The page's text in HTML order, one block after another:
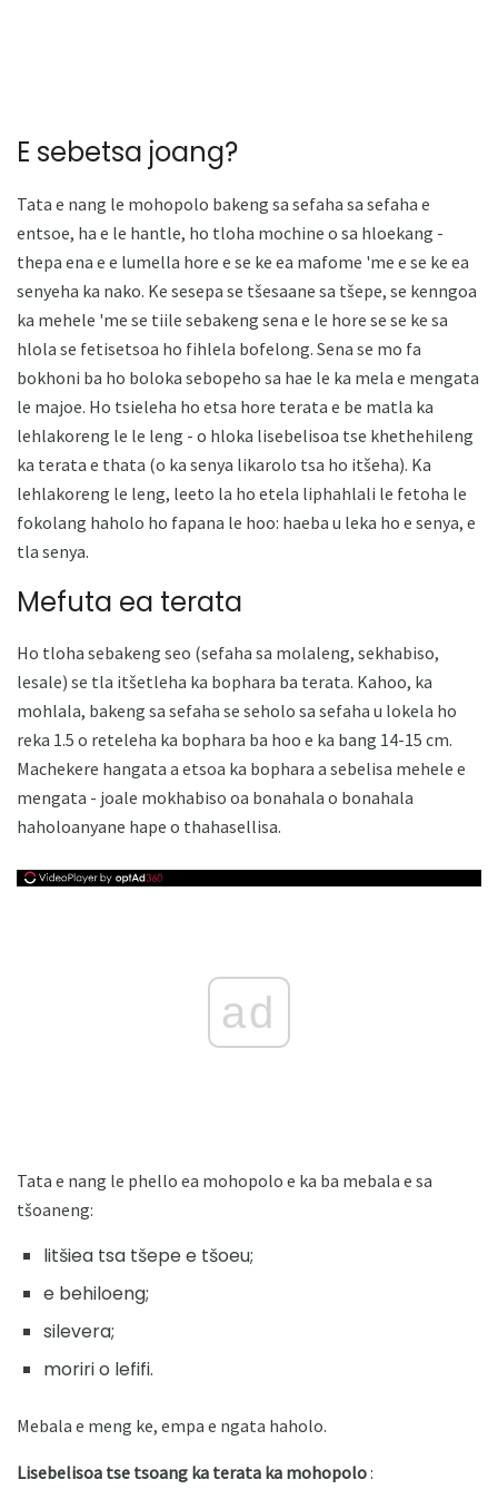
E sebetsa joang?
Tata e nang le mohopolo bakeng sa sefaha sa sefaha e
entsoe, ha e le hantle, ho tloha mochine o sa hloekang -
thepa ena e e lumella hore e se ke ea mafome 'me e se ke ea
senyeha ka nako. Ke sesepa se tšesaane sa tšepe, se kenngoa
ka mehele 'me se tiile sebakeng sena e le hore se se ke sa
hlola se fetisetsoa ho fihlela bofelong. Sena se mo fa
bokhoni ba ho boloka sebopeho sa hae le ka mela e mengata
le majoe. Ho tsieleha ho etsa hore terata e be matla ka
lehlakoreng le le leng - o hloka lisebelisoa tse khethehileng
ka terata e thata (o ka senya likarolo tsa ho itšeha). Ka
lehlakoreng le leng, leeto la ho etela liphahlali le fetoha le
fokolang haholo ho fapana le hoo: haeba u leka ho e senya, e
tla senya.
Mefuta ea terata
Ho tloha sebakeng seo (sefaha sa molaleng, sekhabiso,
lesale) se tla itšetleha ka bophara ba terata. Kahoo, ka
mohlala, bakeng sa sefaha se seholo sa sefaha u lokela ho
reka 1.5 o reteleha ka bophara ba hoo e ka bang 14-15 cm.
Machekere hangata a etsoa ka bophara a sebelisa mehele e
mengata - joale mokhabiso oa bonahala o bonahala
haholoanyane hape o thahasellisa.
ad
Tata e nang le phello ea mohopolo e ka ba mebala e sa
tšoaneng:
litšiea tsa tšepe e tšoeu;
e behiloeng;
silevera;
moriri o lefifi.
Mebala e meng ke, empa e ngata haholo.
Lisebelisoa tse tsoang ka terata ka mohopolo: